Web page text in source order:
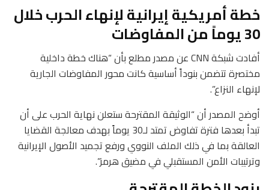
خطة أمريكية إيرانية لإنهاء الحرب خلال
30 يوماً من المفاوضات
أفادت شبكة CNN عن مصدر مطلع بأن “هناك خطة داخلية
مختصرة تتضمن بنوداً أساسية كانت محور المفاوضات الجارية
لإنهاء النزاع”.
أوضح المصدر أن “الوثيقة المقترحة ستعلن نهاية الحرب على أن
تبدأ بعدها فترة تفاوض تمتد لـ30 يوماً بهدف معالجة القضايا
العالقة بما في ذلك الملف النووي ورفع تجميد الأصول الإيرانية
وترتيبات الأمن المستقبلي في مضيق هرمز”.